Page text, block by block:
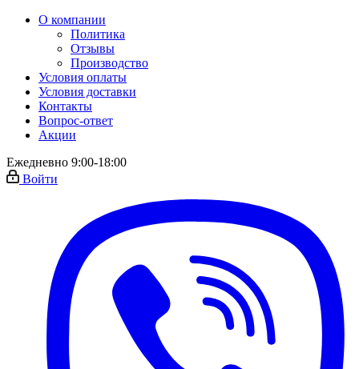
О компании
Политика
Отзывы
Производство
Условия оплаты
Условия доставки
Контакты
Вопрос-ответ
Акции
Ежедневно 9:00-18:00
Войти